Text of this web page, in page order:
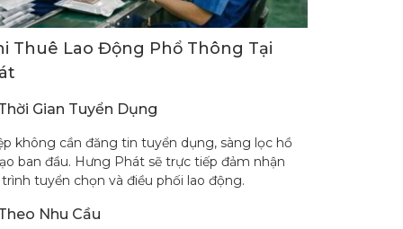
Thuê Lao Động Phổ Thông Tại
Gian Tuyển Dụng
không cần đăng tin tuyển dụng, sàng lọc hồ
ban đầu. Hưng Phát sẽ trực tiếp đảm nhận
tuyển chọn và điều phối lao động.
Nhu Cầu